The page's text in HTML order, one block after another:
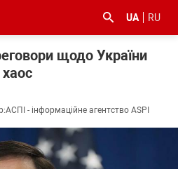
UA RU
щодо України
АСПІ - інформаційне агентство ASPI
#Київ #коронавірус